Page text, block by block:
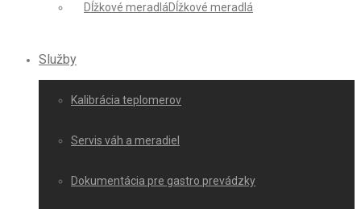
Dĺžkové meradlá
Služby
Kalibrácia teplomerov
Servis váh a meradiel
Dokumentácia pre gastro prevádzky